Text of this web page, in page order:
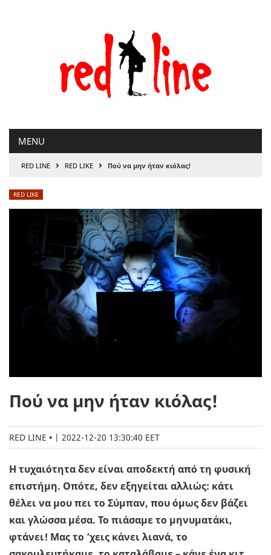
MENU
RED LINE › RED LIKE › Πού να μην ήταν κιόλας!
RED LIKE
Πού να μην ήταν κιόλας!
RED LINE | 2022-12-20 13:30:40 EET
Η τυχαιότητα δεν είναι αποδεκτή από τη φυσική
επιστήμη. Οπότε, δεν εξηγείται αλλιώς: κάτι
θέλει να μου πει το Σύμπαν, που όμως δεν βάζει
και γλώσσα μέσα. Το πιάσαμε το μηνυματάκι,
φτάνει! Μας το ’χεις κάνει λιανά, το